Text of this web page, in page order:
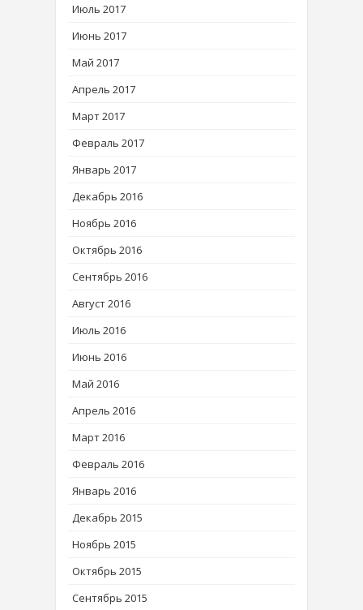
Июль 2017
Июнь 2017
Май 2017
Апрель 2017
Март 2017
Февраль 2017
Январь 2017
Декабрь 2016
Ноябрь 2016
Октябрь 2016
Сентябрь 2016
Август 2016
Июль 2016
Июнь 2016
Май 2016
Апрель 2016
Март 2016
Февраль 2016
Январь 2016
Декабрь 2015
Ноябрь 2015
Октябрь 2015
Сентябрь 2015